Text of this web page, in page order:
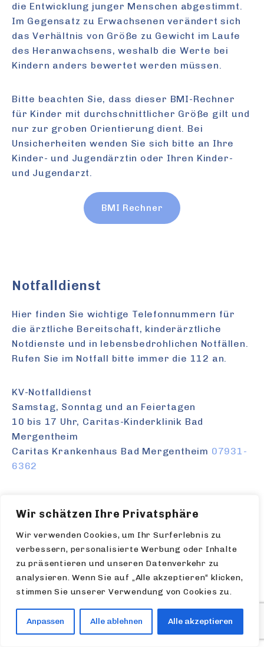
Wir schätzen Ihre Privatsphäre
Wir verwenden Cookies, um Ihr Surferlebnis zu
verbessern, personalisierte Werbung oder Inhalte
zu präsentieren und unseren Datenverkehr zu
analysieren. Wenn Sie auf „Alle akzeptieren“ klicken,
stimmen Sie unserer Verwendung von Cookies zu.
Anpassen Alle ablehnen Alle akzeptieren
die Entwicklung junger Menschen abgestimmt.
Im Gegensatz zu Erwachsenen verändert sich
das Verhältnis von Größe zu Gewicht im Laufe
des Heranwachsens, weshalb die Werte bei
Kindern anders bewertet werden müssen.
Bitte beachten Sie, dass dieser BMI-Rechner
für Kinder mit durchschnittlicher Größe gilt und
nur zur groben Orientierung dient. Bei
Unsicherheiten wenden Sie sich bitte an Ihre
Kinder- und Jugendärztin oder Ihren Kinder-
und Jugendarzt.
BMI Rechner
Notfalldienst
Hier finden Sie wichtige Telefonnummern für
die ärztliche Bereitschaft, kinderärztliche
Notdienste und in lebensbedrohlichen Notfällen.
Rufen Sie im Notfall bitte immer die 112 an.
KV-Notfalldienst
Samstag, Sonntag und an Feiertagen
10 bis 17 Uhr, Caritas-Kinderklinik Bad
Mergentheim
Caritas Krankenhaus Bad Mergentheim 07931-
6362
Uniklinik Würzburg0931-2010
Feuerwehr:112
Notarzt: 112
Arztlicher Bereitschaftsdienst:116 117
Giftnotruf:19 240